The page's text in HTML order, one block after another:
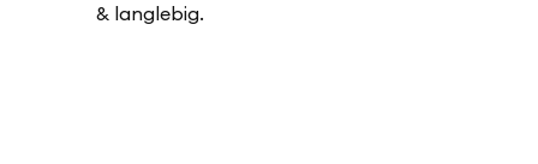
& langlebig.